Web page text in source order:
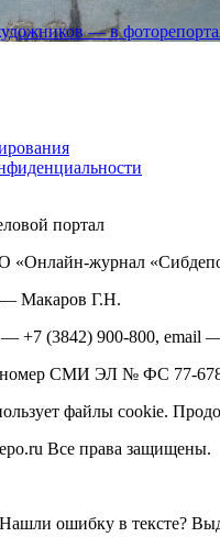
— в
портал
«Онлайн-журнал
— Макаров Г.Н.
— +7 (3842) 900-800, email
СМИ ЭЛ № ФС 77-
файлы cookie.
Все права защищены.
Нашли ошибку в тексте?